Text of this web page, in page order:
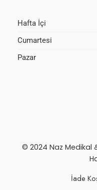
Hafta İçi
Cumartesi
Pazar
© 2024 Naz Medikal
İade